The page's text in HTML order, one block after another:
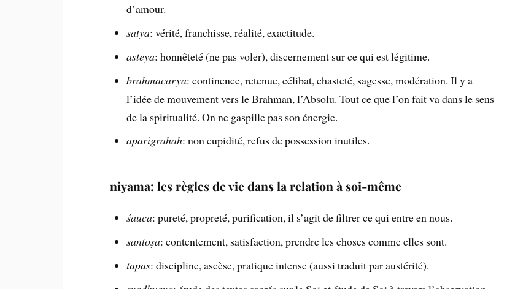
d’amour.
satya: vérité, franchisse, réalité, exactitude.
asteya: honnêteté (ne pas voler), discernement sur ce qui est légitime.
brahmacarya: continence, retenue, célibat, chasteté, sagesse, modération. Il y a
l’idée de mouvement vers le Brahman, l’Absolu. Tout ce que l’on fait va dans le sens
de la spiritualité. On ne gaspille pas son énergie.
aparigrahah: non cupidité, refus de possession inutiles.
niyama: les règles de vie dans la relation à soi-même
śauca: pureté, propreté, purification, il s’agit de filtrer ce qui entre en nous.
santoṣa: contentement, satisfaction, prendre les choses comme elles sont.
tapas: discipline, ascèse, pratique intense (aussi traduit par austérité).